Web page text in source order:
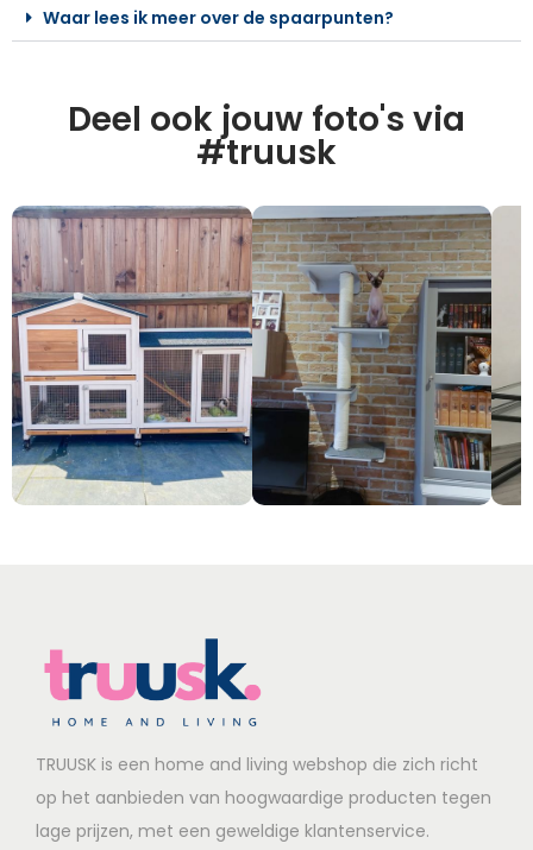
Waar lees ik meer over de spaarpunten?
Deel ook jouw foto's via
#truusk
TRUUSK is een home and living webshop die zich richt
op het aanbieden van hoogwaardige producten tegen
lage prijzen, met een geweldige klantenservice.